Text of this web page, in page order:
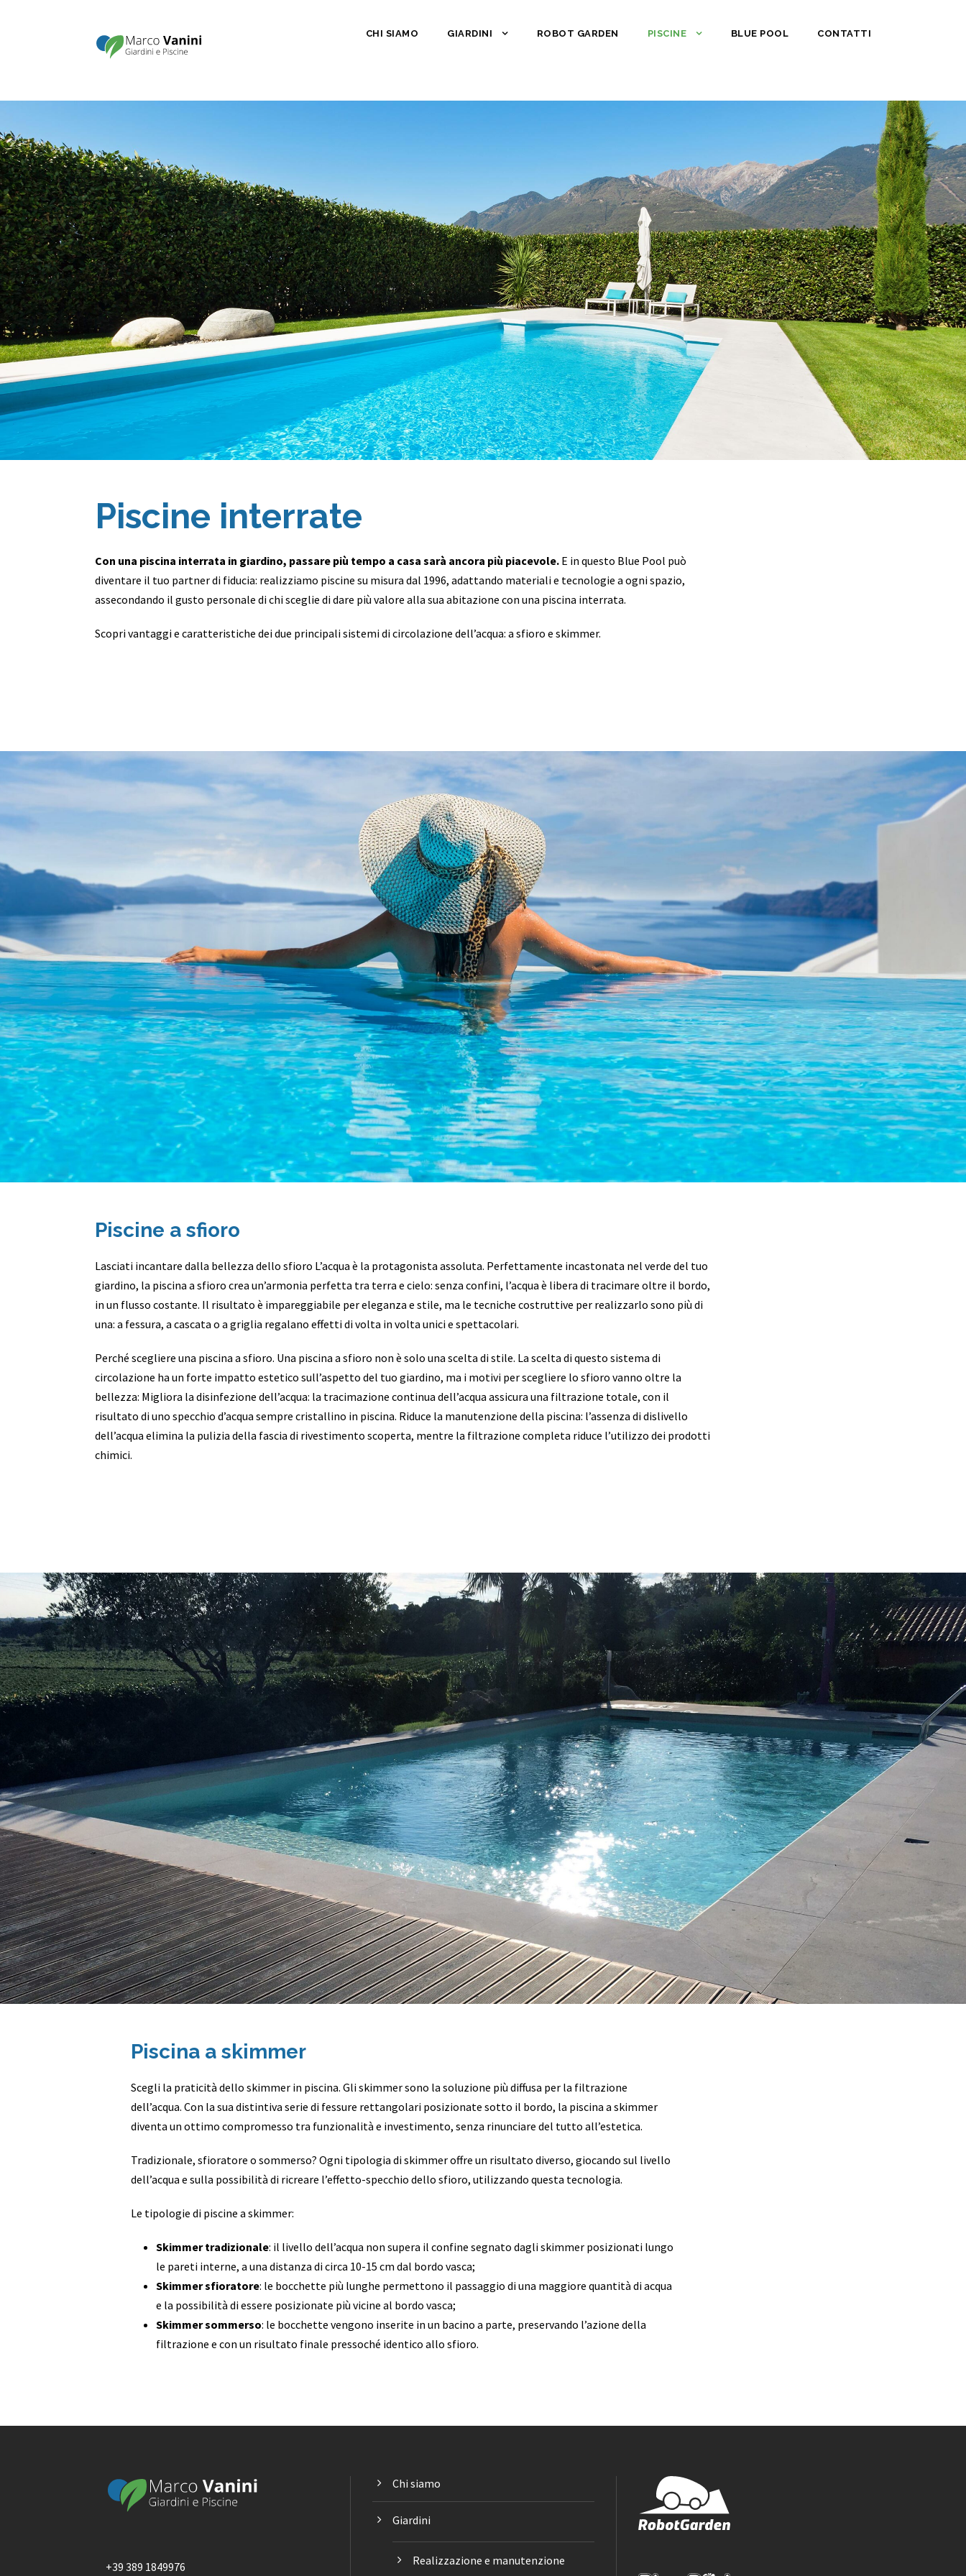
CHI SIAMO GIARDINI ROBOT GARDEN PISCINE BLUE POOL CONTATTI
Piscine interrate
Con una piscina interrata in giardino, passare più tempo a casa sarà ancora più piacevole. E in questo Blue Pool può
diventare il tuo partner di fiducia: realizziamo piscine su misura dal 1996, adattando materiali e tecnologie a ogni spazio,
assecondando il gusto personale di chi sceglie di dare più valore alla sua abitazione con una piscina interrata.
Scopri vantaggi e caratteristiche dei due principali sistemi di circolazione dell’acqua: a sfioro e skimmer.
Piscine a sfioro
Lasciati incantare dalla bellezza dello sfioro L’acqua è la protagonista assoluta. Perfettamente incastonata nel verde del tuo
giardino, la piscina a sfioro crea un’armonia perfetta tra terra e cielo: senza confini, l’acqua è libera di tracimare oltre il bordo,
in un flusso costante. Il risultato è impareggiabile per eleganza e stile, ma le tecniche costruttive per realizzarlo sono più di
una: a fessura, a cascata o a griglia regalano effetti di volta in volta unici e spettacolari.
Perché scegliere una piscina a sfioro. Una piscina a sfioro non è solo una scelta di stile. La scelta di questo sistema di
circolazione ha un forte impatto estetico sull’aspetto del tuo giardino, ma i motivi per scegliere lo sfioro vanno oltre la
bellezza: Migliora la disinfezione dell’acqua: la tracimazione continua dell’acqua assicura una filtrazione totale, con il
risultato di uno specchio d’acqua sempre cristallino in piscina. Riduce la manutenzione della piscina: l’assenza di dislivello
dell’acqua elimina la pulizia della fascia di rivestimento scoperta, mentre la filtrazione completa riduce l’utilizzo dei prodotti
chimici.
Piscina a skimmer
Scegli la praticità dello skimmer in piscina. Gli skimmer sono la soluzione più diffusa per la filtrazione
dell’acqua. Con la sua distintiva serie di fessure rettangolari posizionate sotto il bordo, la piscina a skimmer
diventa un ottimo compromesso tra funzionalità e investimento, senza rinunciare del tutto all’estetica.
Tradizionale, sfioratore o sommerso? Ogni tipologia di skimmer offre un risultato diverso, giocando sul livello
dell’acqua e sulla possibilità di ricreare l’effetto-specchio dello sfioro, utilizzando questa tecnologia.
Le tipologie di piscine a skimmer:
Skimmer tradizionale: il livello dell’acqua non supera il confine segnato dagli skimmer posizionati lungo
le pareti interne, a una distanza di circa 10-15 cm dal bordo vasca;
Skimmer sfioratore: le bocchette più lunghe permettono il passaggio di una maggiore quantità di acqua
e la possibilità di essere posizionate più vicine al bordo vasca;
Skimmer sommerso: le bocchette vengono inserite in un bacino a parte, preservando l’azione della
filtrazione e con un risultato finale pressoché identico allo sfioro.
+39 389 1849976
Chi siamo
Giardini
Realizzazione e manutenzione